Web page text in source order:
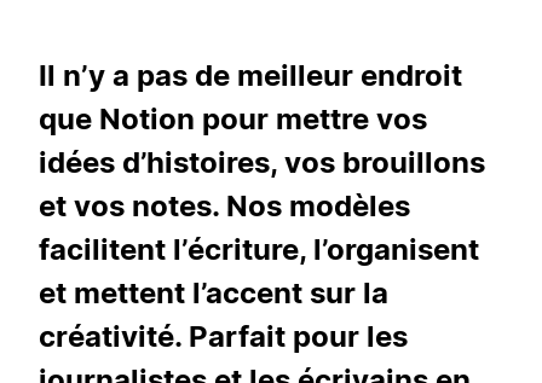
Il n’y a pas de meilleur endroit
que Notion pour mettre vos
idées d’histoires, vos brouillons
et vos notes. Nos modèles
facilitent l’écriture, l’organisent
et mettent l’accent sur la
créativité. Parfait pour les